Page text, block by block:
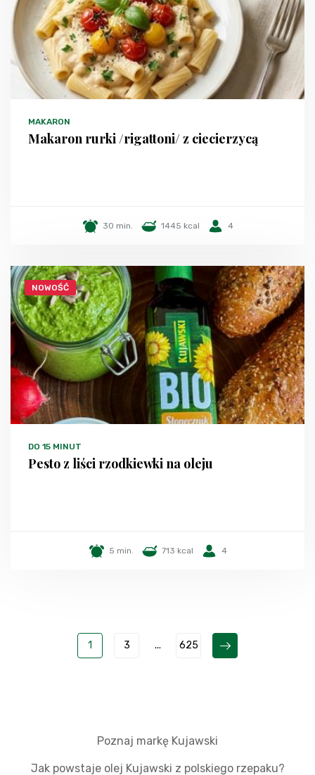
MAKARON
Makaron rurki /rigattoni/ z ciecierzycą
30 min. 1445 kcal 4
NOWOŚĆ
DO 15 MINUT
Pesto z liści rzodkiewki na oleju
5 min. 713 kcal 4
1 3 ... 625
Poznaj markę Kujawski
Jak powstaje olej Kujawski z polskiego rzepaku?